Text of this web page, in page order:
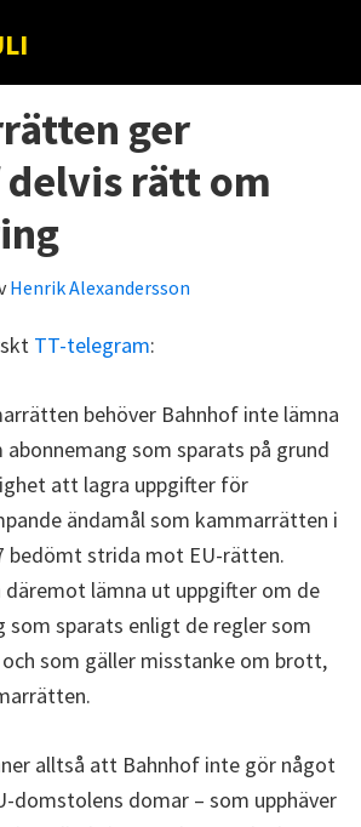
ger
rätt om
Henrik Alexandersson
TT-telegram:
behöver Bahnhof inte lämna
som sparats på grund
att lagra uppgifter för
ändamål som kammarrätten i
bedömt strida mot EU-rätten.
däremot lämna ut uppgifter om de
som sparats enligt de regler som
som gäller misstanke om brott,
alltså att Bahnhof inte gör något
domstolens domar – som upphäver